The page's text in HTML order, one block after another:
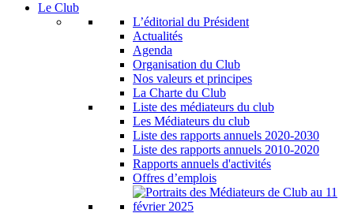
Le Club
L’éditorial du Président
Actualités
Agenda
Organisation du Club
Nos valeurs et principes
La Charte du Club
Liste des médiateurs du club
Les Médiateurs du club
Liste des rapports annuels 2020-2030
Liste des rapports annuels 2010-2020
Rapports annuels d'activités
Offres d’emplois